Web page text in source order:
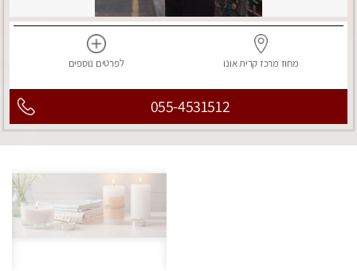
מחוז מרכז קרית אונו לפרטים נוספים
055-4531512